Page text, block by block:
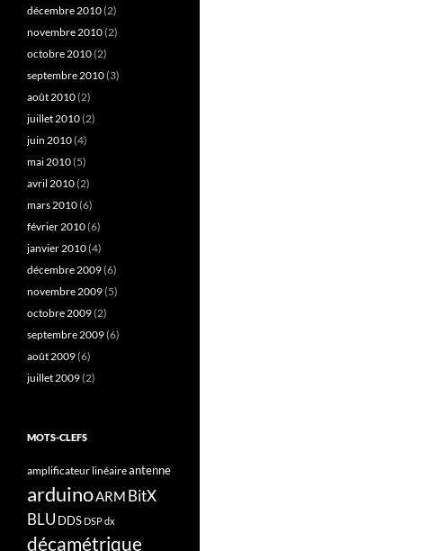
décembre 2010(2)
novembre 2010(2)
octobre 2010(2)
septembre 2010(3)
août 2010(2)
juillet 2010(2)
juin 2010(4)
mai 2010(5)
avril 2010(2)
mars 2010(6)
février 2010(6)
janvier 2010(4)
décembre 2009(6)
novembre 2009(5)
octobre 2009(2)
septembre 2009(6)
août 2009(6)
juillet 2009(2)
MOTS-CLEFS
amplificateur linéaireantenne
arduinoARM BitX
BLU DDS DSPdx
décamétrique